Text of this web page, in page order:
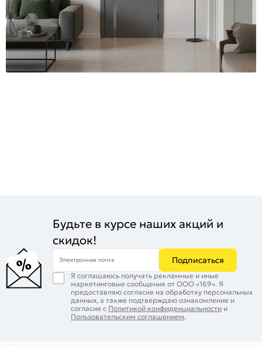
Будьте в курсе наших акций и
скидок!
Электронная почта Подписаться
Я соглашаюсь получать рекламные и иные
маркетинговые сообщения от ООО «169». Я
предоставляю согласие на обработку персональных
данных, а также подтверждаю ознакомление и
согласие с Политикой конфиденциальности и
Пользовательским соглашением.